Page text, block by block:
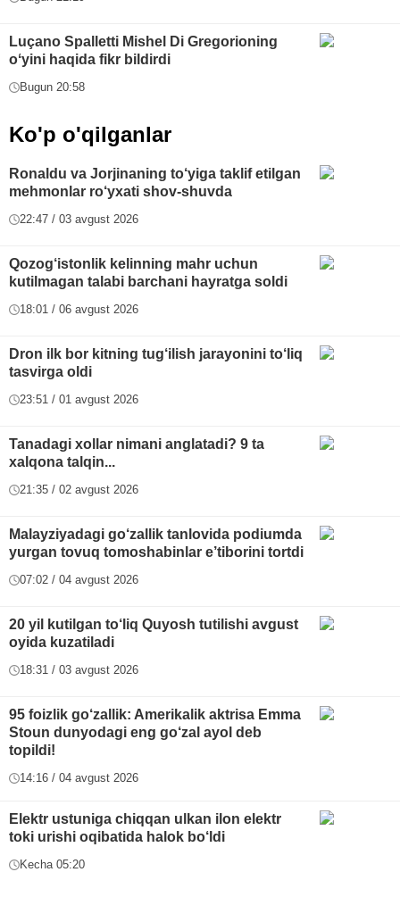
Luçano Spalletti Mishel Di Gregorioning
oʻyini haqida fikr bildirdi
Bugun 20:58
Ko'p o'qilganlar
Ronaldu va Jorjinaning to‘yiga taklif etilgan
mehmonlar ro‘yxati shov-shuvda
22:47 / 03 avgust 2026
Qozog‘istonlik kelinning mahr uchun
kutilmagan talabi barchani hayratga soldi
18:01 / 06 avgust 2026
Dron ilk bor kitning tug‘ilish jarayonini to‘liq
tasvirga oldi
23:51 / 01 avgust 2026
Tanadagi xollar nimani anglatadi? 9 ta
xalqona talqin...
21:35 / 02 avgust 2026
Malayziyadagi go‘zallik tanlovida podiumda
yurgan tovuq tomoshabinlar e’tiborini tortdi
07:02 / 04 avgust 2026
20 yil kutilgan to‘liq Quyosh tutilishi avgust
oyida kuzatiladi
18:31 / 03 avgust 2026
95 foizlik go‘zallik: Amerikalik aktrisa Emma
Stoun dunyodagi eng go‘zal ayol deb
topildi!
14:16 / 04 avgust 2026
Elektr ustuniga chiqqan ulkan ilon elektr
toki urishi oqibatida halok bo‘ldi
Kecha 05:20